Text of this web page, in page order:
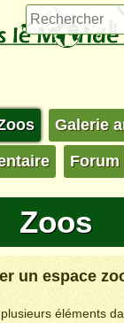
Galerie
Forum
Zoos
un espace
éléments